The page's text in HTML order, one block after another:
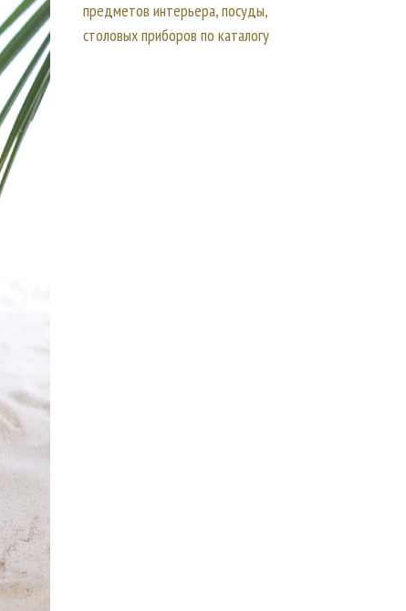
предметов интерьера, посуды,
столовых приборов по каталогу